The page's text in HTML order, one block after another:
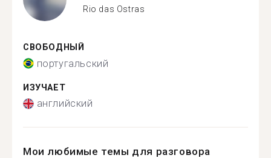
Rio das Ostras
СВОБОДНЫЙ
португальский
ИЗУЧАЕТ
английский
Мои любимые темы для разговора